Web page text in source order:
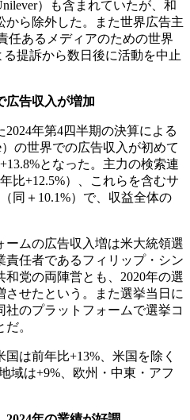
）も含まれていたが、和
から除外した。また世界広告主
任あるメディアのための世界
提訴から数日後に活動を中止
広告収入が増加
年第4四半期の決算による
の世界での広告収入が初めて
となった。主力の検索連
比+12.5%）、これらを含むサ
同＋10.1%）で、収益全体の
ームの広告収入増は米大統領選
任者であるフィリップ・シン
和党の両陣営とも、2020年の選
せたという。また選挙当日に
社のプラットフォームで選挙コ
。
は前年比+13%、米国を除く
域は+9%、欧州・中東・アフ